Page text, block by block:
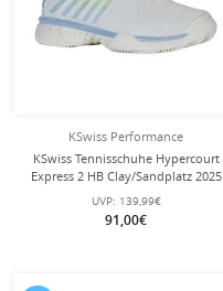
KSwiss Performance
KSwiss Tennisschuhe Hypercourt
Express 2 HB Clay/Sandplatz 2025
weiss/blau/grün Damen
UVP: 139,99€
91,00€